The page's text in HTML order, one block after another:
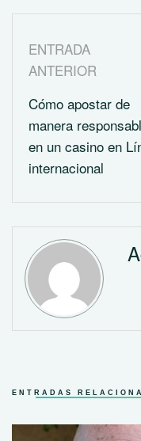
ENTRADA
ANTERIOR
Cómo apostar de
manera
en un casino en
internacional
ENTRADAS